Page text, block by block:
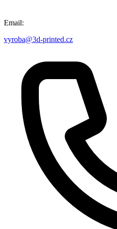
Email:
vyroba@3d-printed.cz